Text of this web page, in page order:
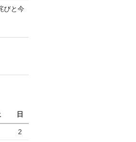
びと今
日
2